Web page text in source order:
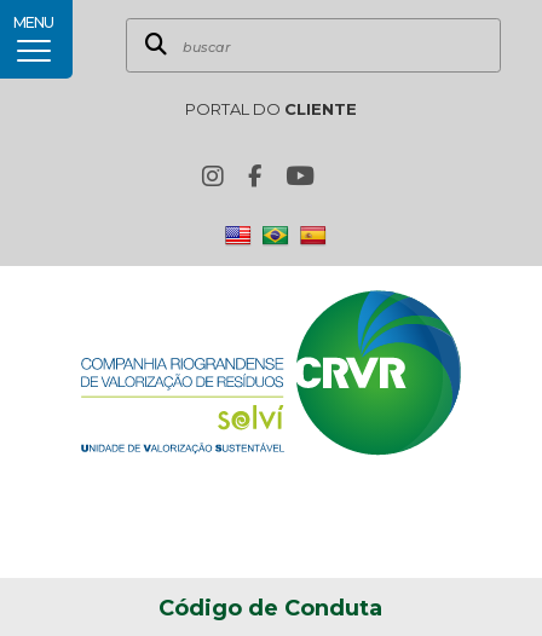
PORTAL DO CLIENTE
MENU
Código de Conduta